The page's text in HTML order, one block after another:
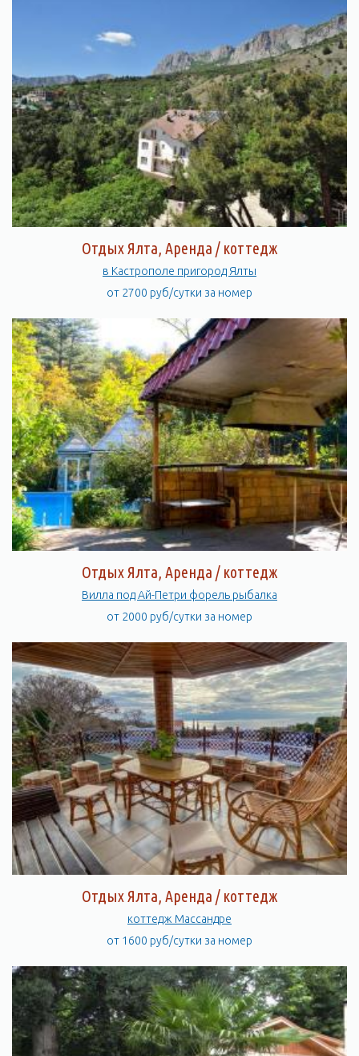
Отдых Ялта, Аренда / коттедж
в Кастрополе пригород Ялты
от 2700 руб/сутки за номер
Отдых Ялта, Аренда / коттедж
Вилла под Ай-Петри форель рыбалка
от 2000 руб/сутки за номер
Отдых Ялта, Аренда / коттедж
коттедж Массандре
от 1600 руб/сутки за номер